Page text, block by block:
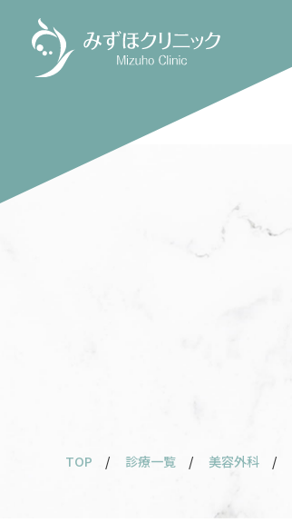
TOP / 診療一覧 / 美容外科 /